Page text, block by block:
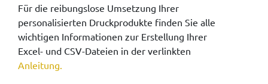
Für die reibungslose Umsetzung Ihrer
personalisierten Druckprodukte finden Sie alle
wichtigen Informationen zur Erstellung Ihrer
Excel- und CSV-Dateien in der verlinkten
Anleitung.